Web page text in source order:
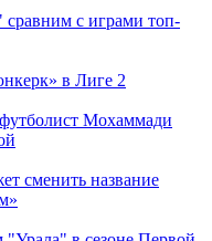
с играми топ-
в Лиге 2
Мохаммади
сменить название